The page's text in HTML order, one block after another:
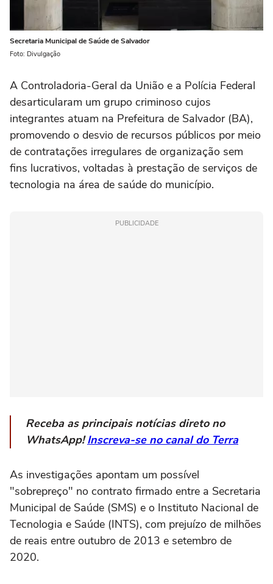
Secretaria Municipal de Saúde de Salvador
Foto: Divulgação
A Controladoria-Geral da União e a Polícia Federal
desarticularam um grupo criminoso cujos
integrantes atuam na Prefeitura de Salvador (BA),
promovendo o desvio de recursos públicos por meio
de contratações irregulares de organização sem
fins lucrativos, voltadas à prestação de serviços de
tecnologia na área de saúde do município.
PUBLICIDADE
Receba as principais notícias direto no
WhatsApp!Inscreva-se no canal do Terra
As investigações apontam um possível
"sobrepreço" no contrato firmado entre a Secretaria
Municipal de Saúde (SMS) e o Instituto Nacional de
Tecnologia e Saúde (INTS), com prejuízo de milhões
de reais entre outubro de 2013 e setembro de
2020.